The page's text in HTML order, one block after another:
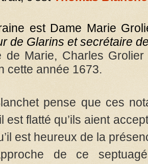
est Dame Marie
de Glarins et secrétaire
de Marie, Charles
cette année 1673.
pense que ces
est flatté qu’ils aient
est heureux de la
de ce